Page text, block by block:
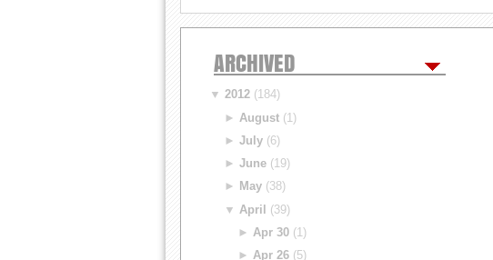
ARCHIVED
▼2012 (184)
► August(1)
► July(6)
► June(19)
►
May(38)
▼ April (39)
► Apr 30 (1)
►Apr 26 (5)